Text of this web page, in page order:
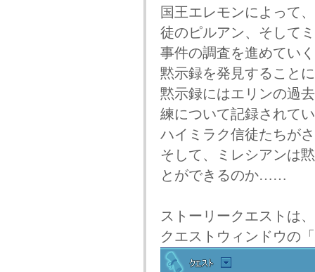
国王エレモンによって
徒のピルアン、そして
事件の調査を進めてい
黙示録を発見すること
黙示録にはエリンの過
練について記録されて
ハイミラク信徒たちが
そして、ミレシアンは
とができるのか……
ストーリークエストは
クエストウィンドウの